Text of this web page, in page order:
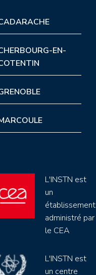
EN-
L'INSTN est
un
établissement
administré par
le CEA
L'INSTN est
un centre